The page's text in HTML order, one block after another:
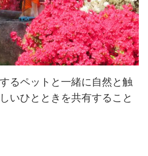
るペットと一緒に自然と触
いひとときを共有すること